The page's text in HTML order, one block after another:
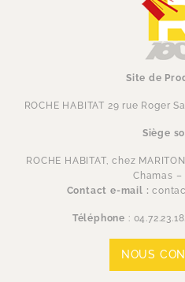
Site de
ROCHE HABITAT 29 rue Roger
Siège
ROCHE HABITAT, chez
Chamas –
Contact e-mail :
Téléphone :
NOUS